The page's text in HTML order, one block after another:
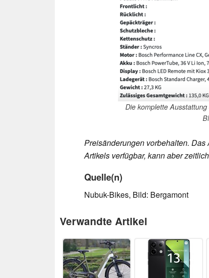
Die komplette
Preisänderungen vorbehalten.
Artikels verfügbar, kann aber
Quelle(n)
Nubuk-Bikes, Bild: Bergamont
Verwandte Artikel